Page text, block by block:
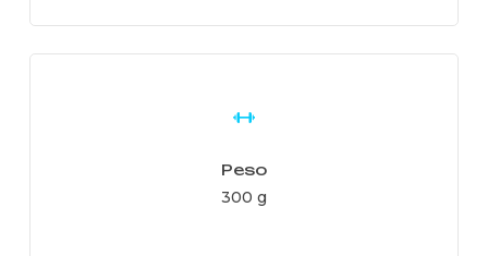
Peso
300 g